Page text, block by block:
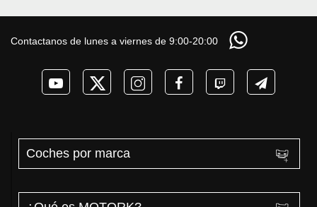
Contactanos de lunes a viernes de 9:00-20:00
Coches por marca